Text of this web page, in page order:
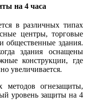
на 4 часа
в различных типах
центры, торговые
здания.
здания оснащены
конструкции, где
увеличивается.
методов огнезащиты,
уровень защиты на 4